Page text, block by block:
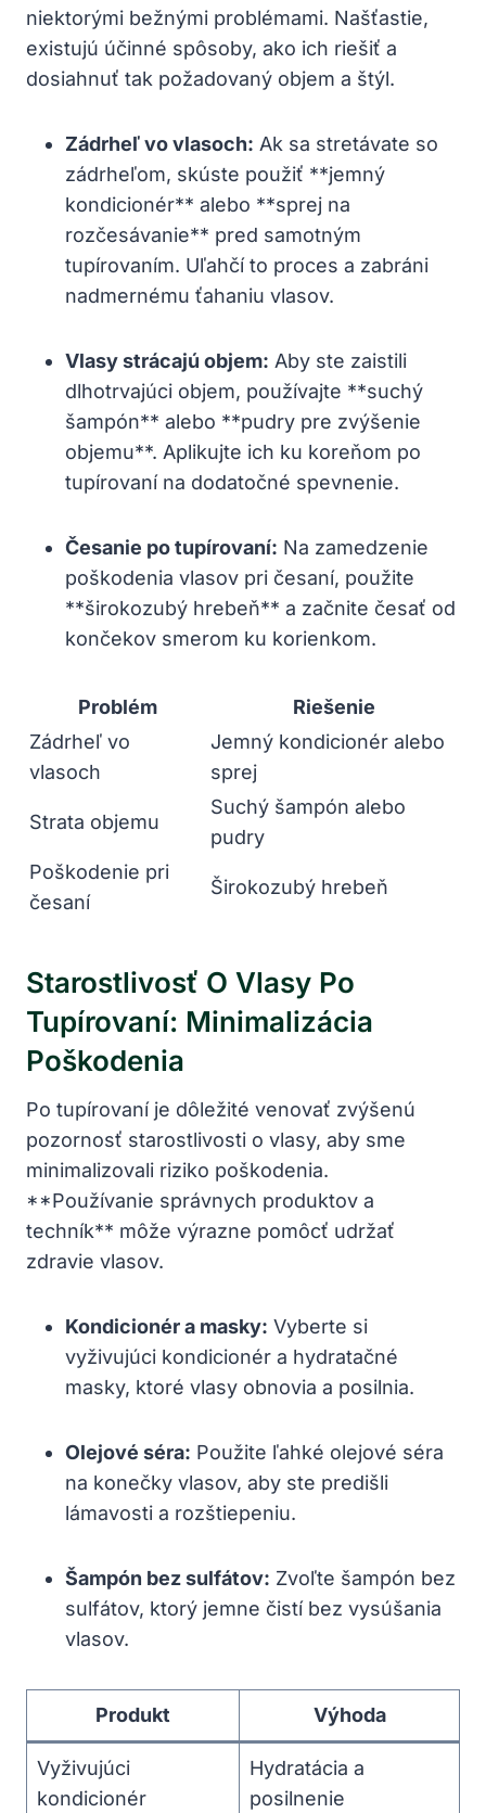
niektorými bežnými problémami. Našťastie,
existujú účinné spôsoby, ako ich riešiť a
dosiahnuť tak požadovaný objem a štýl.
Zádrheľ vo vlasoch: Ak sa stretávate so
zádrheľom, skúste použiť **jemný
kondicionér** alebo **sprej na
rozčesávanie** pred samotným
tupírovaním. Uľahčí to proces a zabráni
nadmernému ťahaniu vlasov.
Vlasy strácajú objem: Aby ste zaistili
dlhotrvajúci objem, používajte **suchý
šampón** alebo **pudry pre zvýšenie
objemu**. Aplikujte ich ku koreňom po
tupírovaní na dodatočné spevnenie.
Česanie po tupírovaní: Na zamedzenie
poškodenia vlasov pri česaní, použite
**širokozubý hrebeň** a začnite česať od
končekov smerom ku korienkom.
Problém
Riešenie
Zádrheľ vo
vlasoch
Jemný kondicionér alebo
sprej
Strata objemu
Suchý šampón alebo
pudry
Poškodenie pri
česaní
Širokozubý hrebeň
Starostlivosť O Vlasy Po
Tupírovaní: Minimalizácia
Poškodenia
Po tupírovaní je dôležité venovať zvýšenú
pozornosť starostlivosti o vlasy, aby sme
minimalizovali riziko poškodenia.
**Používanie správnych produktov a
techník** môže výrazne pomôcť udržať
zdravie vlasov.
Kondicionér a masky: Vyberte si
vyživujúci kondicionér a hydratačné
masky, ktoré vlasy obnovia a posilnia.
Olejové séra: Použite ľahké olejové séra
na konečky vlasov, aby ste predišli
lámavosti a rozštiepeniu.
Šampón bez sulfátov: Zvoľte šampón bez
sulfátov, ktorý jemne čistí bez vysúšania
vlasov.
Produkt Výhoda
Vyživujúci
kondicionér
Hydratácia a
posilnenie